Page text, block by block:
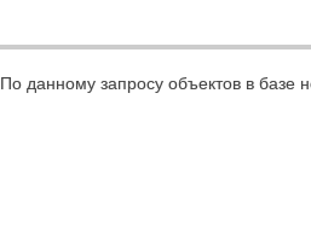
По данному запросу объектов в базе